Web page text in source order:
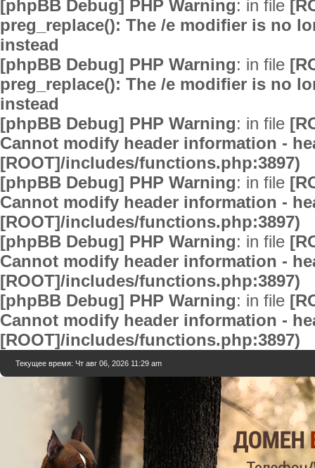
[phpBB Debug] PHP Warning: in file
preg_replace(): The /e modifier is no
instead
[phpBB Debug] PHP Warning: in file
preg_replace(): The /e modifier is no
instead
[phpBB Debug] PHP Warning: in file
Cannot modify header information -
[ROOT]/includes/functions.php:3897)
[phpBB Debug] PHP Warning: in file
Cannot modify header information -
[ROOT]/includes/functions.php:3897)
[phpBB Debug] PHP Warning: in file
Cannot modify header information -
[ROOT]/includes/functions.php:3897)
[phpBB Debug] PHP Warning: in file
Cannot modify header information -
[ROOT]/includes/functions.php:3897)
Текущее время: Чт авг 06, 2026 11:29 am